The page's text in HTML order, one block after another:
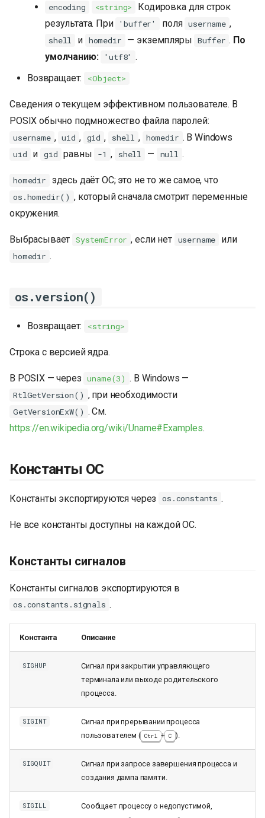
encoding
<string>
Кодировка для строк
результата. При
'buffer' поля username ,
shell и homedir — экземпляры Buffer . По
умолчанию:
'utf8' .
Возвращает:
<Object>
Сведения о текущем эффективном пользователе. В
POSIX обычно подмножество файла паролей:
username , uid , gid , shell , homedir . В Windows
uid и gid равны -1 , shell — null .
homedir здесь даёт ОС; это не то же самое, что
os.homedir() , который сначала смотрит переменные
окружения.
Выбрасывает SystemError , если нет username или
homedir .
os.version()
Возвращает: <string>
Строка с версией ядра.
В POSIX — через uname(3) . В Windows —
RtlGetVersion() , при необходимости
GetVersionExW() . См.
https://en.wikipedia.org/wiki/Uname#Examples.
Константы ОС
Константы экспортируются через os.constants .
Не все константы доступны на каждой ОС.
Константы сигналов
Константы сигналов экспортируются в
os.constants.signals .
Константа Описание
SIGHUP
Сигнал при закрытии управляющего
терминала или выходе родительского
процесса.
SIGINT
Сигнал при прерывании процесса
пользователем ( Ctrl + C ).
SIGQUIT
Сигнал при запросе завершения процесса и
создания дампа памяти.
SIGILL
Сообщает процессу о недопустимой,